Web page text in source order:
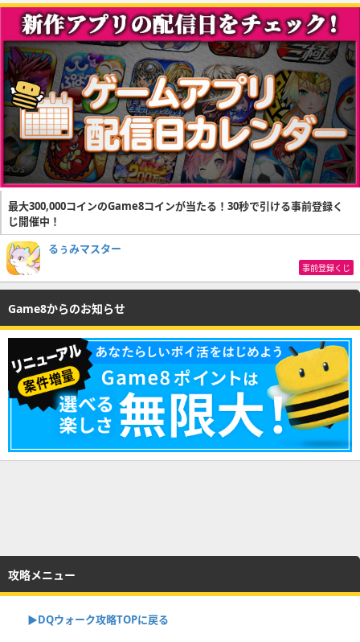
最大300,000コインのGame8コインが当たる！30秒で引ける事前登録く
じ開催中！
るぅみマスター
事前登録くじ
Game8からのお知らせ
攻略メニュー
▶︎DQウォーク攻略TOPに戻る